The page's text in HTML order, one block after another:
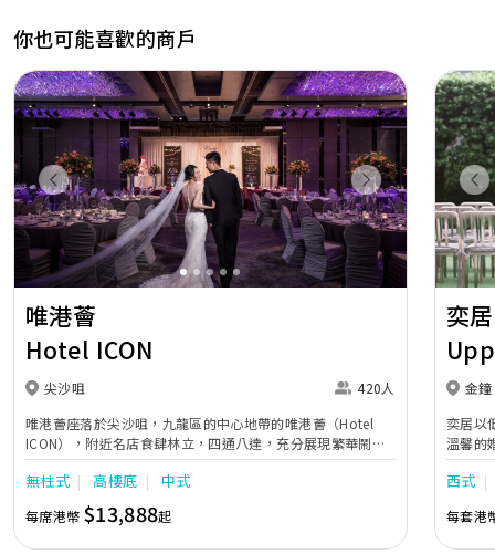
你也可能喜歡的商戶
Previous Next
唯港薈
Hotel ICON
尖沙咀
420人
唯港薈座落於尖沙咀，九龍區的中心地帶的唯港薈（Hotel
ICON），附近名店食肆林立，四通八達，充分展現繁華鬧巿
中的活力個性，成為一眾準新人舉辦婚宴的熱門之選。專業團
隊由策劃統籌至所有婚宴每個細節，唯港薈都力臻完美，保證
讓您留下獨特的醉人回憶。 擁有時尚高樓頂的Silverbox宴會
廳，配置了全套先進的視聽影音及燈光設備配套，並採用極富
現代時尚感的水晶玻璃燈，演繹出與別不同的經典神韻。不論
無柱式 高樓底 中式
每席港幣 $13,888起
奕居
金鐘
奕居以
溫馨的
團隊會
西式
每套港